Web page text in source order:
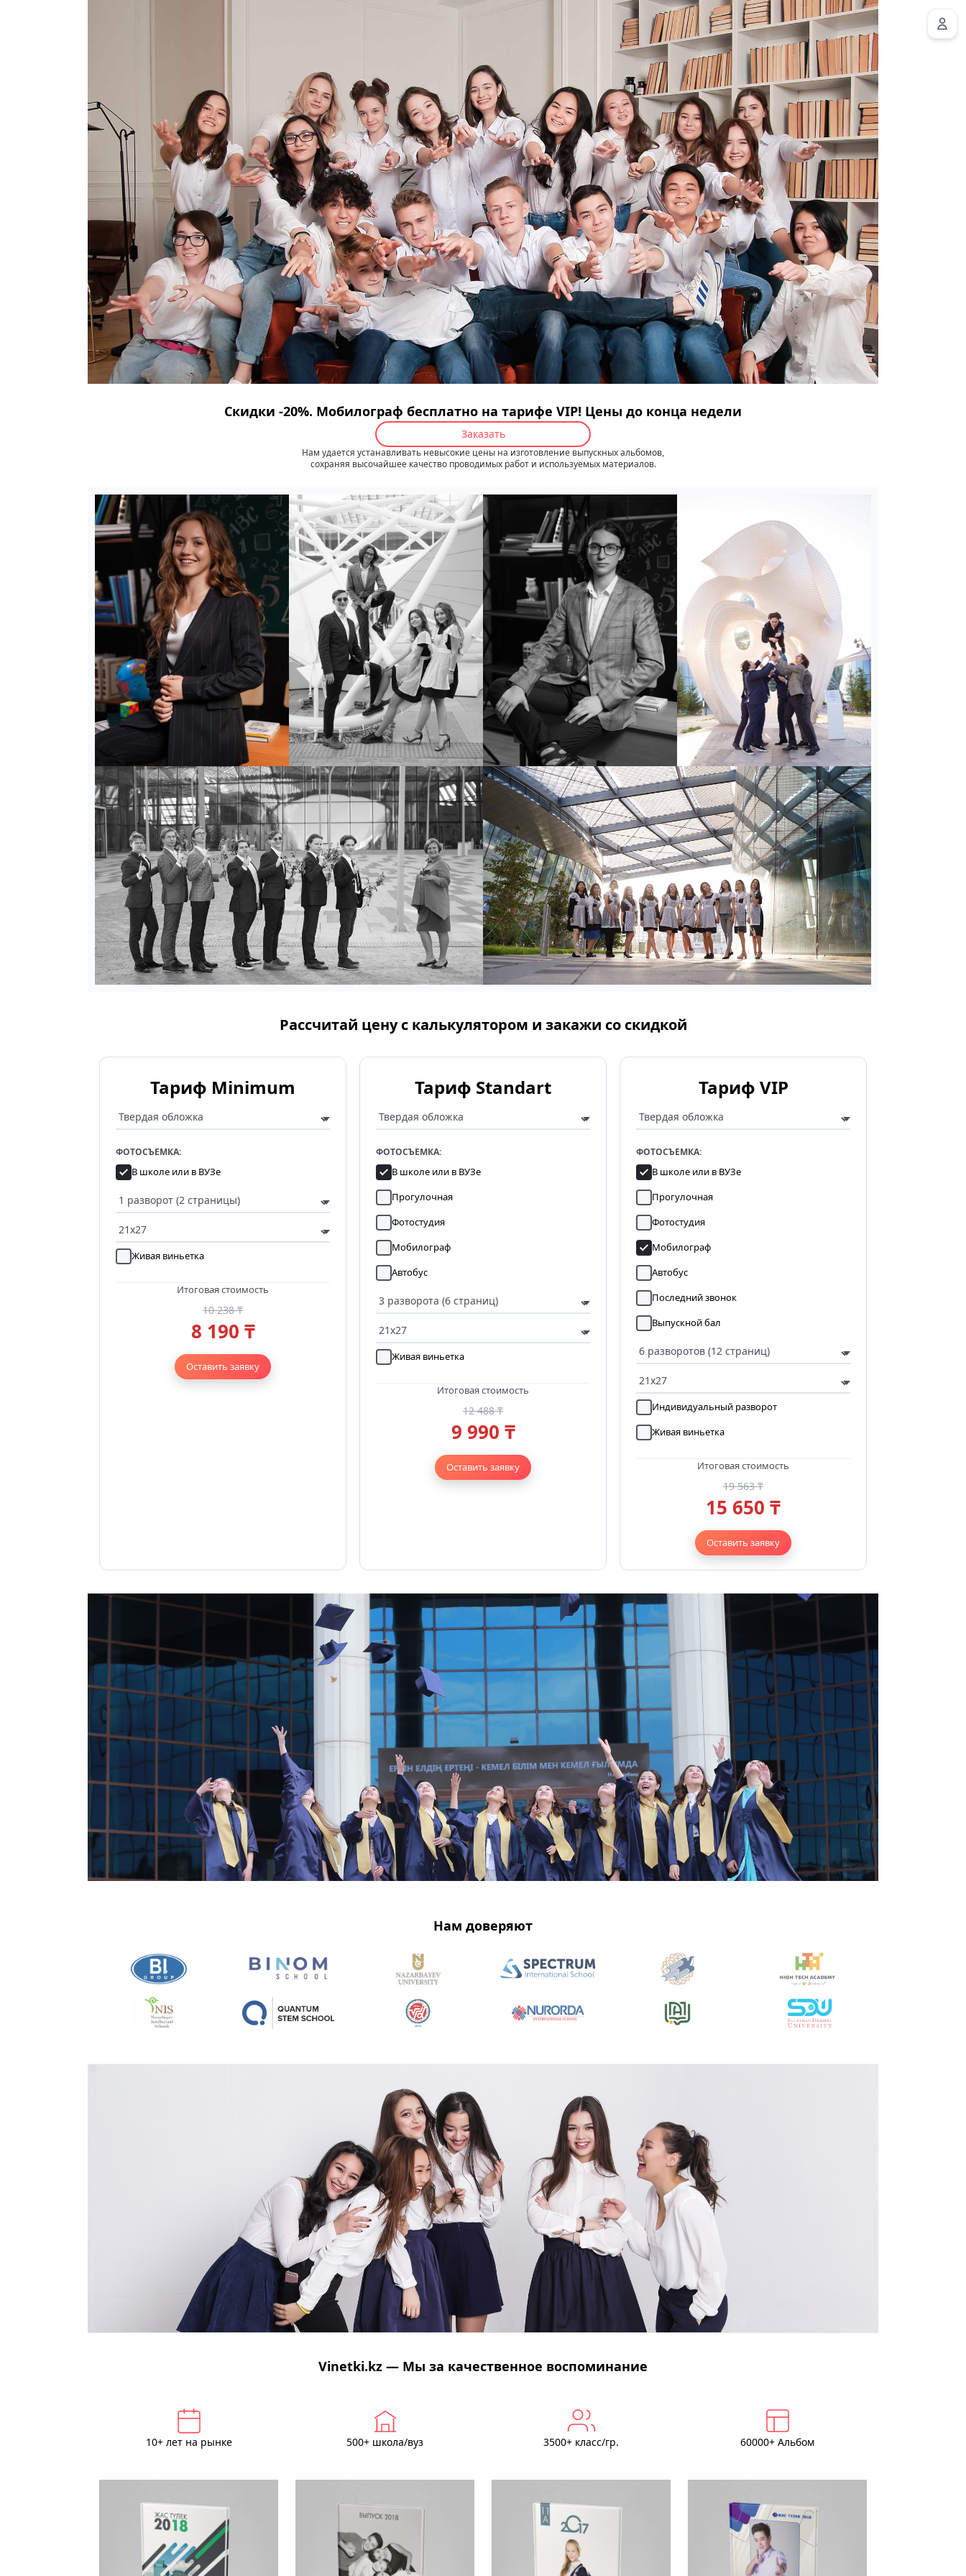
Скидки -20%. Мобилограф бесплатно на тарифе VIP! Цены до конца недели
Заказать
Нам удается устанавливать невысокие цены на изготовление выпускных альбомов,
сохраняя высочайшее качество проводимых работ и используемых материалов.
Рассчитай цену с калькулятором и закажи со скидкой
Тариф Minimum
ФОТОСЪЕМКА:
В школе или в ВУЗе
Живая виньетка
Итоговая стоимость
10 238 ₸
8 190 ₸
Оставить заявку
Тариф Standart
ФОТОСЪЕМКА:
В школе или в ВУЗе
Прогулочная
Фотостудия
Мобилограф
Автобус
Живая виньетка
Итоговая стоимость
12 488 ₸
9 990 ₸
Оставить заявку
Тариф VIP
ФОТОСЪЕМКА:
В школе или в ВУЗе
Прогулочная
Фотостудия
Мобилограф
Автобус
Последний звонок
Выпускной бал
Индивидуальный разворот
Живая виньетка
Итоговая стоимость
19 563 ₸
15 650 ₸
Оставить заявку
Нам доверяют
Vinetki.kz — Мы за качественное воспоминание
10+ лет на рынке 500+ школа/вуз 3500+ класс/гр. 60000+ Альбом